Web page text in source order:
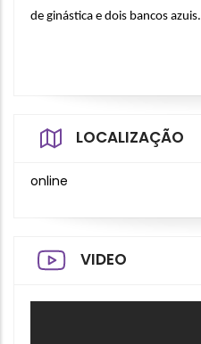
de ginástica e dois bancos azuis.
LOCALIZAÇÃO
online
VIDEO